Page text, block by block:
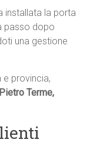
installata la porta
passo dopo
una gestione
e provincia,
Terme,